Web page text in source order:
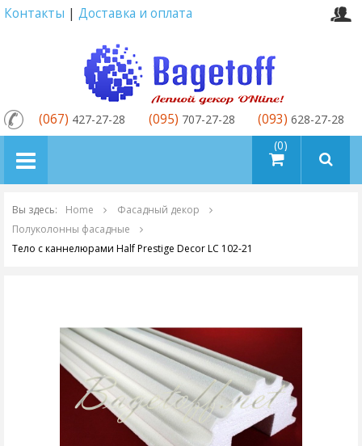
Контакты | Доставка и оплата
товаров (0)
(067) 427-27-28 (095) 707-27-28 (093) 628-27-28
Вы здесь: Home
Фасадный декор
Полуколонны фасадные
Тело с каннелюрами Half Prestige Decor LC 102-21